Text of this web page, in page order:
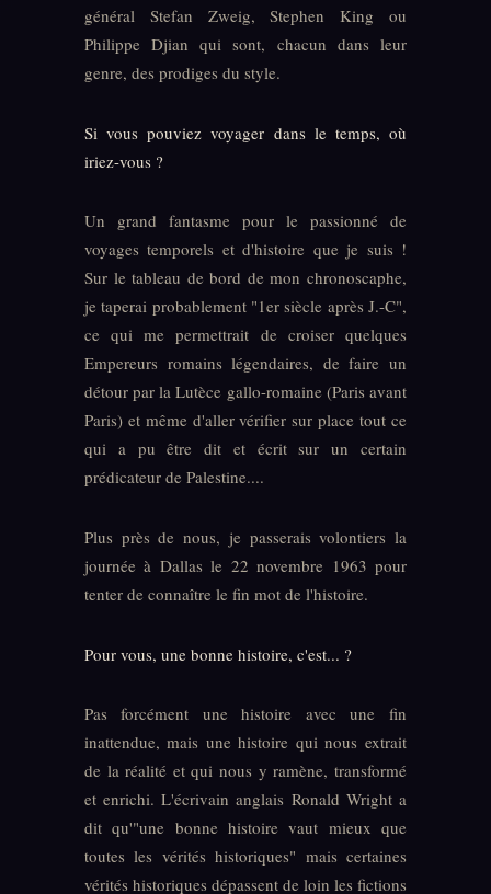
général Stefan Zweig, Stephen King ou
Philippe Djian qui sont, chacun dans leur
genre, des prodiges du style.
Si vous pouviez voyager dans le temps, où
iriez-vous ?
Un grand fantasme pour le passionné de
voyages temporels et d'histoire que je suis !
Sur le tableau de bord de mon chronoscaphe,
je taperai probablement "1er siècle après J.-C",
ce qui me permettrait de croiser quelques
Empereurs romains légendaires, de faire un
détour par la Lutèce gallo-romaine (Paris avant
Paris) et même d'aller vérifier sur place tout ce
qui a pu être dit et écrit sur un certain
prédicateur de Palestine....
Plus près de nous, je passerais volontiers la
journée à Dallas le 22 novembre 1963 pour
tenter de connaître le fin mot de l'histoire.
Pour vous, une bonne histoire, c'est... ?
Pas forcément une histoire avec une fin
inattendue, mais une histoire qui nous extrait
de la réalité et qui nous y ramène, transformé
et enrichi. L'écrivain anglais Ronald Wright a
dit qu'"une bonne histoire vaut mieux que
toutes les vérités historiques" mais certaines
vérités historiques dépassent de loin les fictions